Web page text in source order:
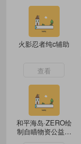
火影忍者纯c辅助
查看
和平海岛·ZERO绘
制自瞄物资公益版